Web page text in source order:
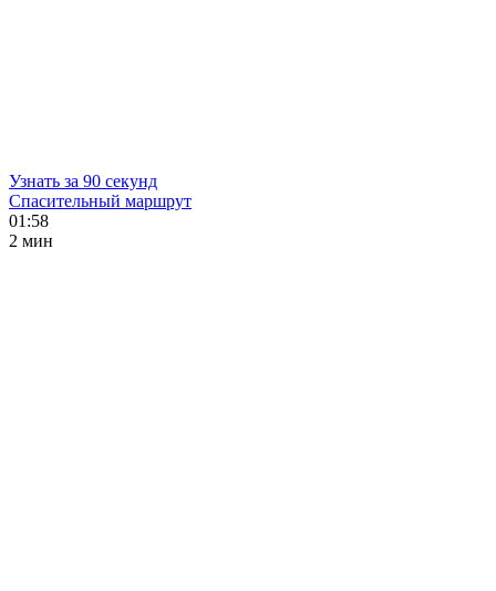
Узнать за 90 секунд
Спасительный маршрут
01:58
2 мин